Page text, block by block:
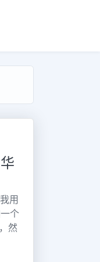
用
个
然